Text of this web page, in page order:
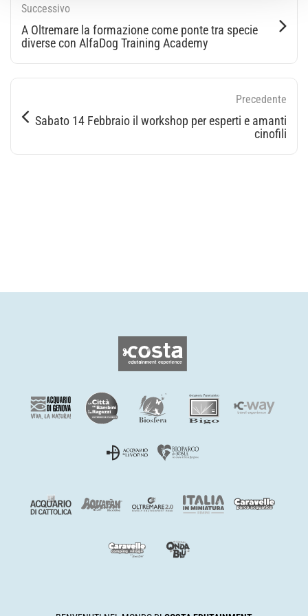
Successivo
A Oltremare la formazione come ponte tra specie
diverse con AlfaDog Training Academy
Precedente
Sabato 14 Febbraio il workshop per esperti e amanti
cinofili